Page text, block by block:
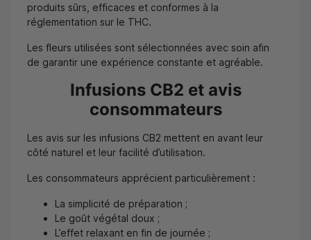
produits sûrs, efficaces et conformes à la
réglementation sur le THC.
Les fleurs utilisées sont sélectionnées avec soin afin
de garantir une expérience constante et agréable.
Infusions CB2 et avis
consommateurs
Les avis sur les infusions CB2 mettent en avant leur
côté naturel et leur facilité d’utilisation.
Les consommateurs apprécient particulièrement :
La simplicité de préparation ;
Le goût végétal doux ;
L’effet relaxant en fin de journée ;